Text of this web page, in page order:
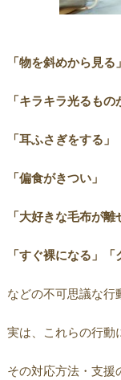
「物を斜めから見る」
「キラキラ光るもの
「耳ふさぎをする」
「偏食がきつい」
「大好きな毛布が離
「すぐ裸になる」「
などの不可思議な行
実は、これらの行動
その対応方法・支援